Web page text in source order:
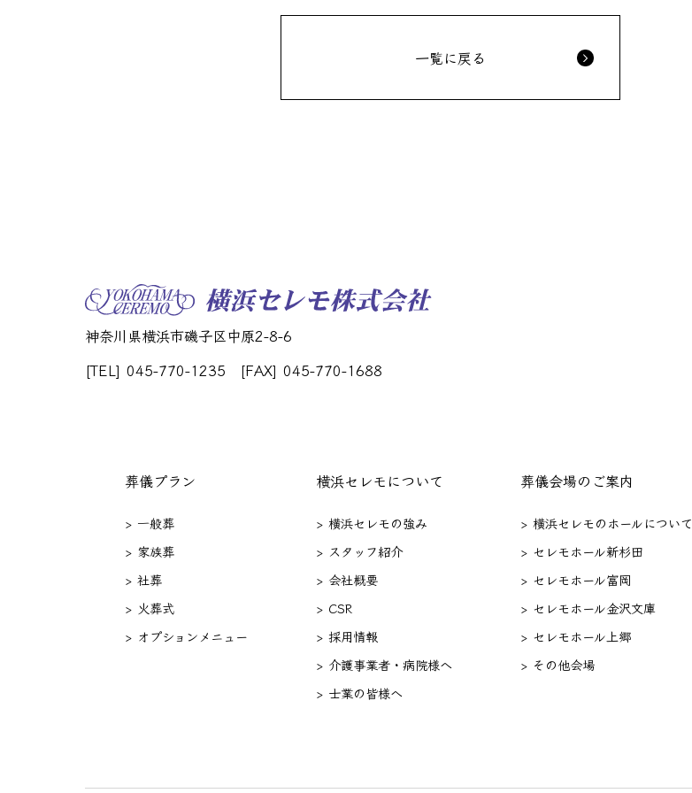
一覧に戻る
神奈川県横浜市磯子区中原2-8-6
[TEL] 045-770-1235
[FAX] 045-770-1688
葬儀プラン
> 一般葬
> 家族葬
> 社葬
> 火葬式
> オプションメニュー
横浜セレモについて
> 横浜セレモの強み
> スタッフ紹介
> 会社概要
> CSR
> 採用情報
> 介護事業者・病院様へ
> 士業の皆様へ
葬儀会場のご案内
> 横浜セレモのホールについて
> セレモホール新杉田
> セレモホール富岡
> セレモホール金沢文庫
> セレモホール上郷
> その他会場